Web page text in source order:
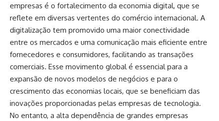
empresas é o fortalecimento da economia digital, que se
reflete em diversas vertentes do comércio internacional. A
digitalização tem promovido uma maior conectividade
entre os mercados e uma comunicação mais eficiente entre
fornecedores e consumidores, facilitando as transações
comerciais. Esse movimento global é essencial para a
expansão de novos modelos de negócios e para o
crescimento das economias locais, que se beneficiam das
inovações proporcionadas pelas empresas de tecnologia.
No entanto, a alta dependência de grandes empresas